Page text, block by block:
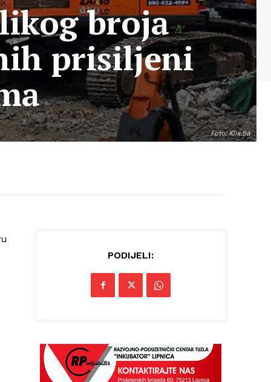
Foto: Klix.ba
broja
prisiljeni
PODIJELI: